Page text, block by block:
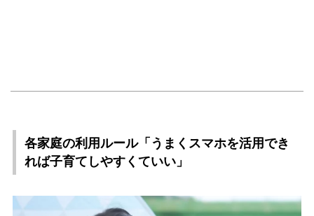
各家庭の利用ルール「うまくスマホを活用でき
れば子育てしやすくていい」